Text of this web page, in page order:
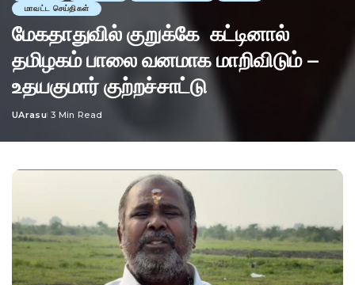
மாவட்ட செய்திகள்
மேகதாதுவில் குறுக்கே கட்டினால்
தமிழகம் பாலை வனமாக மாறிவிடும் –
உதயகுமார் குற்றச்சாட்டு
Posted
UArasu 3 Min Read